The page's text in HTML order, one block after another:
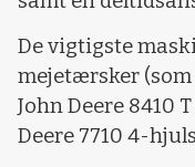
De vigtigste
mejetærsker (som
John Deere 8410
Deere 7710 4-